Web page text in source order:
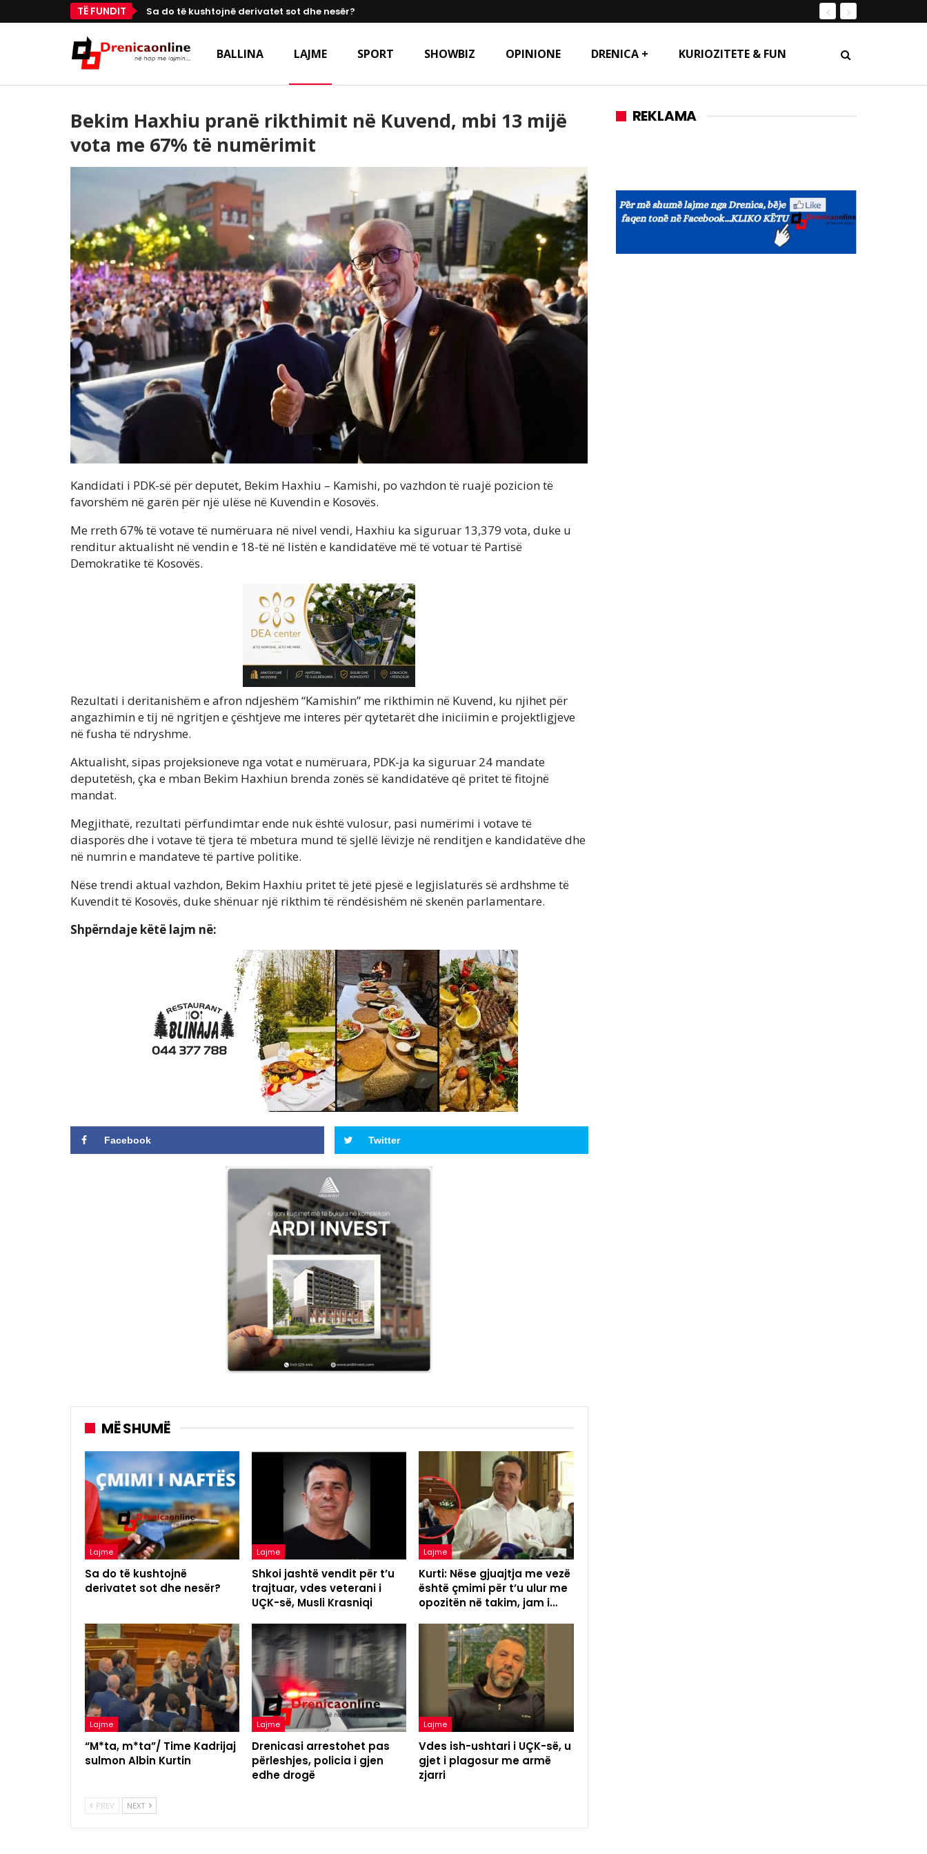
TË FUNDIT Sa do të kushtojnë derivatet sot dhe nesër?
BALLINA LAJME SPORT SHOWBIZ OPINIONE DRENICA + KURIOZITETE & FUN
Bekim Haxhiu pranë rikthimit në Kuvend, mbi 13 mijë
vota me 67% të numërimit
Kandidati i PDK-së për deputet, Bekim Haxhiu – Kamishi, po vazhdon të ruajë pozicion të
favorshëm në garën për një ulëse në Kuvendin e Kosovës.
Me rreth 67% të votave të numëruara në nivel vendi, Haxhiu ka siguruar 13,379 vota, duke u
renditur aktualisht në vendin e 18-të në listën e kandidatëve më të votuar të Partisë
Demokratike të Kosovës.
Rezultati i deritanishëm e afron ndjeshëm “Kamishin” me rikthimin në Kuvend, ku njihet për
angazhimin e tij në ngritjen e çështjeve me interes për qytetarët dhe iniciimin e projektligjeve
në fusha të ndryshme.
Aktualisht, sipas projeksioneve nga votat e numëruara, PDK-ja ka siguruar 24 mandate
deputetësh, çka e mban Bekim Haxhiun brenda zonës së kandidatëve që pritet të fitojnë
mandat.
Megjithatë, rezultati përfundimtar ende nuk është vulosur, pasi numërimi i votave të
diasporës dhe i votave të tjera të mbetura mund të sjellë lëvizje në renditjen e kandidatëve dhe
në numrin e mandateve të partive politike.
Nëse trendi aktual vazhdon, Bekim Haxhiu pritet të jetë pjesë e legjislaturës së ardhshme të
Kuvendit të Kosovës, duke shënuar një rikthim të rëndësishëm në skenën parlamentare.
Shpërndaje këtë lajm në:
Facebook Twitter
MË SHUMË
Lajme
Sa do të kushtojnë
derivatet sot dhe nesër?
Lajme
Shkoi jashtë vendit për t’u
trajtuar, vdes veterani i
UÇK-së, Musli Krasniqi
Lajme
Kurti: Nëse gjuajtja me vezë
është çmimi për t’u ulur me
opozitën në takim, jam i…
Lajme
“M*ta, m*ta”/ Time Kadrijaj
sulmon Albin Kurtin
Lajme
Drenicasi arrestohet pas
përleshjes, policia i gjen
edhe drogë
Lajme
Vdes ish-ushtari i UÇK-së, u
gjet i plagosur me armë
zjarri
PREV NEXT
REKLAMA